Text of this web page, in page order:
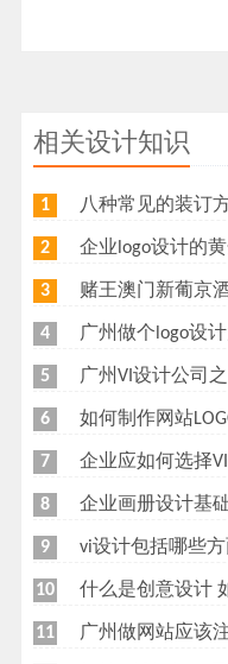
相关设计知识
1 八种常见的装订方式解析你知道
2 企业logo设计的黄
3 赌王澳门新葡京酒店logo设计有什么意义？
4 广州做个logo设计
5 广州VI设计公司之广州背景墙设计多少
6 如何制作网站LOGO
7 企业应如何选择
8 企业画册设计基
9 vi设计包括哪些方面
10 什么是创意设计 如何选
11 广州做网站应该